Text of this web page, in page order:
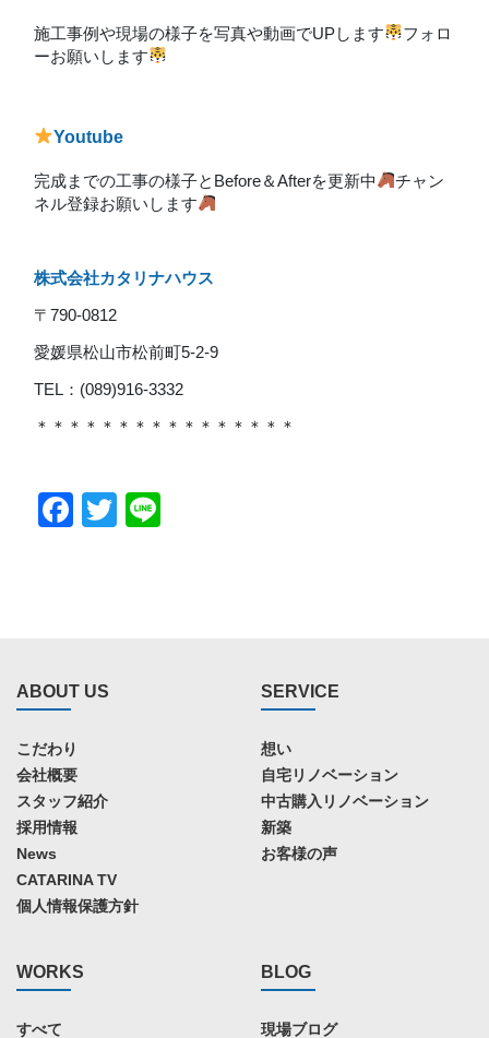
施工事例や現場の様子を写真や動画でUPします
フォロ
ーお願いします
Youtube
完成までの工事の様子とBefore＆Afterを更新中
チャン
ネル登録お願いします
株式会社カタリナハウス
〒790-0812
愛媛県松山市松前町5-2-9
TEL：(089)916-3332
＊＊＊＊＊＊＊＊＊＊＊＊＊＊＊＊
Facebook
Twitter
ABOUT US
こだわり
会社概要
スタッフ紹介
採用情報
News
CATARINA TV
個人情報保護方針
SERVICE
想い
自宅リノベーション
中古購入リノベーション
新築
お客様の声
WORKS
すべて
BLOG
現場ブログ